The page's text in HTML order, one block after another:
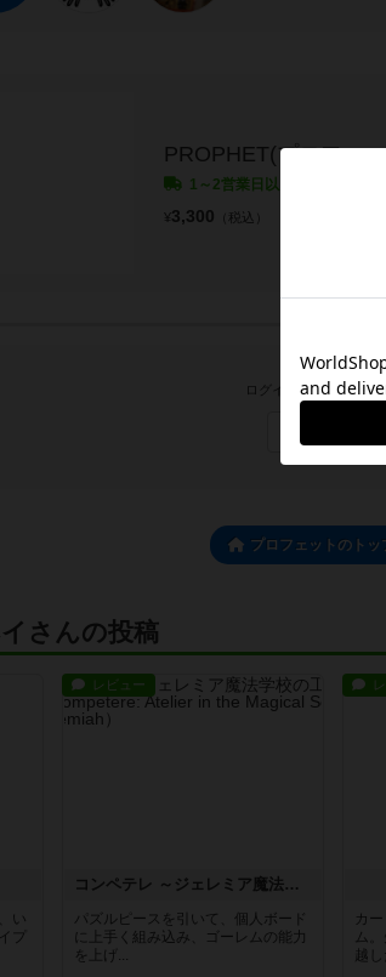
PROPHET(プロフェ
1～2営業日以内に発送
¥3,300 （税込）
ログイン/会員登録でコ
プロフェットのトッ
さんの投稿
い
プ
レビュー
コンペテレ ～ジェレミア魔法学校の工房～
パズルピースを引いて、個人ボード
に上手く組み込み、ゴーレムの能力
を上げ...
カ
ム
越